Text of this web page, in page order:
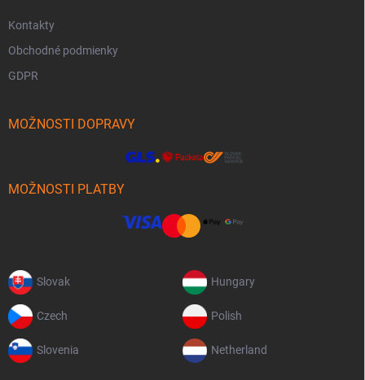
Kontakty
Obchodné podmienky
GDPR
MOŽNOSTI DOPRAVY
MOŽNOSTI PLATBY
Slovak Hungary
Czech Polish
Slovenia Netherland